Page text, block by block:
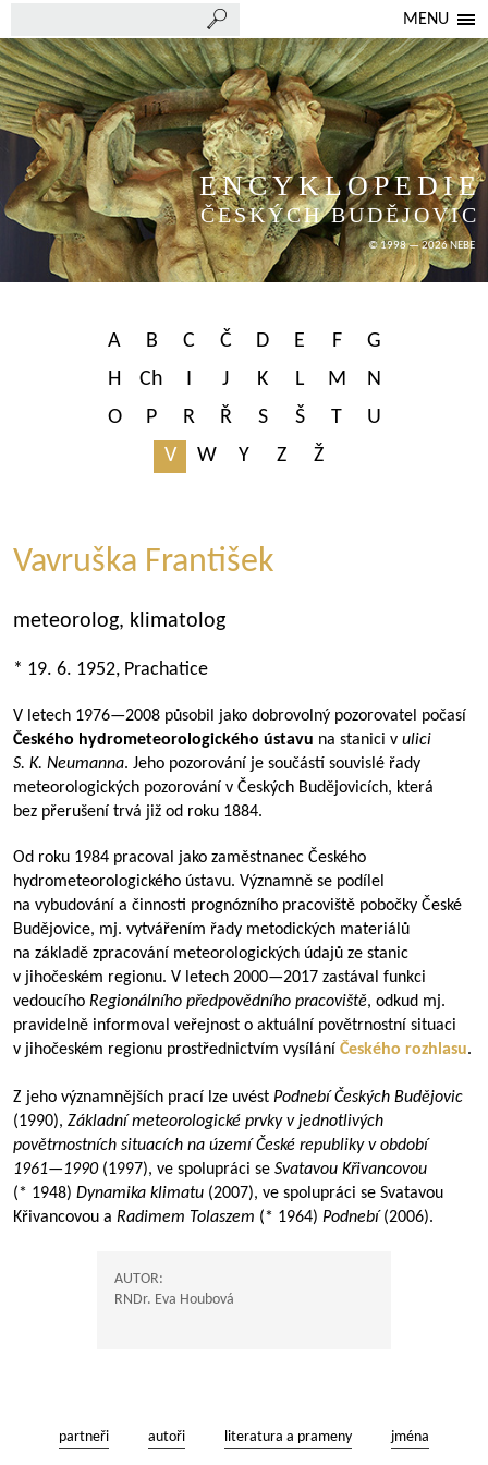
MENU
ENCYKLOPEDIE
ČESKÝCH BUDĚJOVIC
© 1998 — 2026 NEBE
A B C Č D E F
G
H
Ch I J K L M
N
O
P R Ř S Š T
U
V
W Y Z Ž
Vavruška František
meteorolog, klimatolog
* 19. 6. 1952, Prachatice
V letech 1976—2008 působil jako dobrovolný pozorovatel počasí
Českého hydrometeorologického ústavu na stanici v ulici
S. K. Neumanna. Jeho pozorování je součástí souvislé řady
meteorologických pozorování v Českých Budějovicích, která
bez přerušení trvá již od roku 1884.
Od roku 1984 pracoval jako zaměstnanec Českého
hydrometeorologického ústavu. Významně se podílel
na vybudování a činnosti prognózního pracoviště pobočky České
Budějovice, mj. vytvářením řady metodických materiálů
na základě zpracování meteorologických údajů ze stanic
v jihočeském regionu. V letech 2000—2017 zastával funkci
vedoucího Regionálního předpovědního pracoviště, odkud mj.
pravidelně informoval veřejnost o aktuální povětrnostní situaci
v jihočeském regionu prostřednictvím vysílání Českého rozhlasu.
Z jeho významnějších prací lze uvést Podnebí Českých Budějovic
(1990), Základní meteorologické prvky v jednotlivých
povětrnostních situacích na území České republiky v období
1961—1990(1997), ve spolupráci se Svatavou Křivancovou
(* 1948) Dynamika klimatu (2007), ve spolupráci se Svatavou
Křivancovou a Radimem Tolaszem (* 1964) Podnebí(2006).
AUTOR:
RNDr. Eva Houbová
partneři autoři literatura a prameny jména